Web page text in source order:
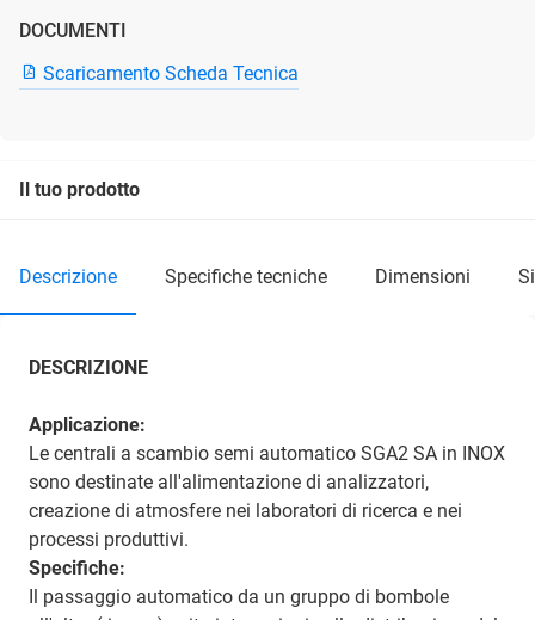
DOCUMENTI
Scaricamento Scheda Tecnica
Il tuo prodotto
descrizione specifiche tecniche dimensioni
DESCRIZIONE
Applicazione:
Le centrali a scambio semi automatico SGA2 SA in INOX
sono destinate all'alimentazione di analizzatori,
creazione di atmosfere nei laboratori di ricerca e nei
processi produttivi.
Specifiche:
Il passaggio automatico da un gruppo di bombole